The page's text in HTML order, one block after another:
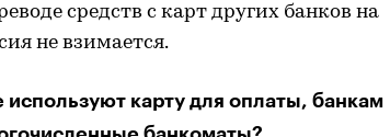
средств с карт других банков на
не взимается.
карту для оплаты, банкам